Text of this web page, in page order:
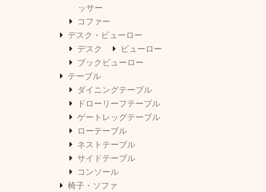
ッサー
コファー
デスク・ビューロー
デスク
ビューロー
ブックビューロー
テーブル
ダイニングテーブル
ドローリーフテーブル
ゲートレッグテーブル
ローテーブル
ネストテーブル
サイドテーブル
コンソール
椅子・ソファ